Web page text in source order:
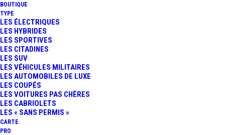
BOUTIQUE
TYPE
LES ÉLECTRIQUES
LES HYBRIDES
LES SPORTIVES
LES CITADINES
LES SUV
LES VÉHICULES MILITAIRES
LES AUTOMOBILES DE LUXE
LES COUPÉS
LES VOITURES PAS CHÈRES
LES CABRIOLETS
LES « SANS PERMIS »
CARTE
PRO
24 HEURES DU MANS :
L’ÉDITION 2013 À
TRAVERS L’OBJECTIF DE
SÉBASTIEN ALVAREZ…
24 juin 2013
Alpine
Sport Auto, 24 Heures Du Mans
Rédaction
Essais & Reportages
24 HEURES DU MANS